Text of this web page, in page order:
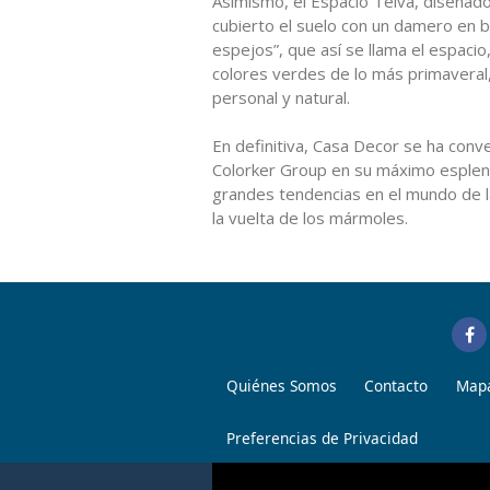
cubierto el suelo con un damero en
espejos”, que así se llama el
colores verdes de lo más
personal y natural.
En definitiva, Casa Decor se ha
Colorker Group en su máximo
grandes tendencias en el mundo
la vuelta de los mármoles.
Quiénes Somos Contacto
Preferencias de Privacidad